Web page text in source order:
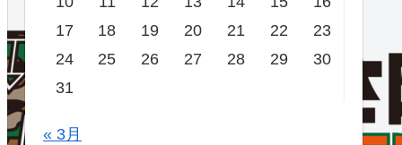
17
18 19 20 21 22
23
24
25 26 27 28 29
30
31
« 3月